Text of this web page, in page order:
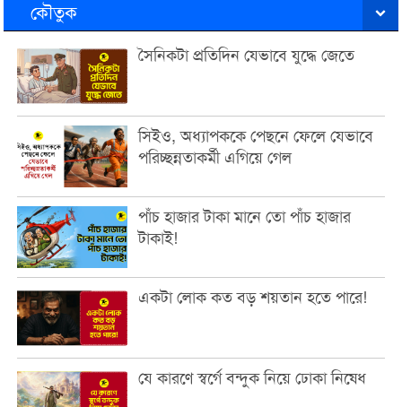
কৌতুক
সৈনিকটা প্রতিদিন যেভাবে যুদ্ধে জেতে
সিইও, অধ্যাপককে পেছনে ফেলে যেভাবে
পরিচ্ছন্নতাকর্মী এগিয়ে গেল
পাঁচ হাজার টাকা মানে তো পাঁচ হাজার
টাকাই!
একটা লোক কত বড় শয়তান হতে পারে!
যে কারণে স্বর্গে বন্দুক নিয়ে ঢোকা নিষেধ